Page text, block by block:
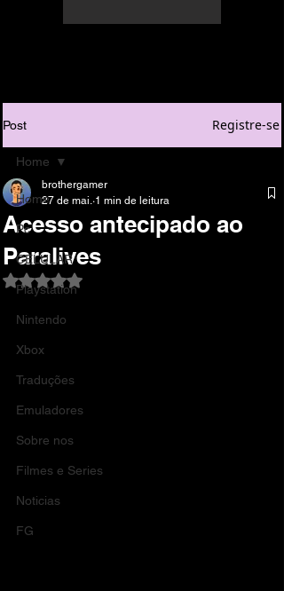
Post Registre-se
Home
Pc
CELULAR
Playstation
Nintendo
Xbox
Traduções
Emuladores
Sobre nos
Filmes e Series
Noticias
FG
Home
Acesso antecipado ao
Paralives
brothergamer
27 de mai. 1 min de leitura
Avaliado com NaN de 5 estrelas.